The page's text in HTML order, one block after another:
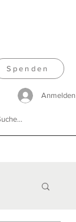
Spenden
Anmelden